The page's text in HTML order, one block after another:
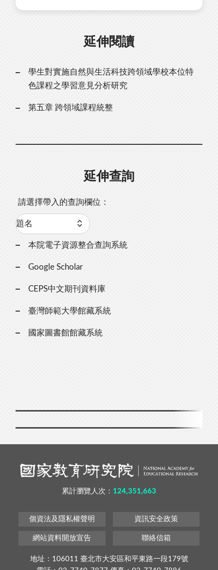
延伸閱讀
學生對實施自然與生活科技跨領域學校本位特
色課程之學習意見分析研究
第五章 跨領域課程統整
延伸查詢
請選擇帶入的查詢欄位：
本院電子資源整合查詢系統
Google Scholar
CEPS中文期刊資料庫
臺灣師範大學館藏系統
國家圖書館館藏系統
累計瀏覽人次： 124,351,663
個資法及隱私權聲明 資訊安全政策
網站資料開放宣告 聯絡信箱
地址：106011 臺北市大安區和平東路一段179號